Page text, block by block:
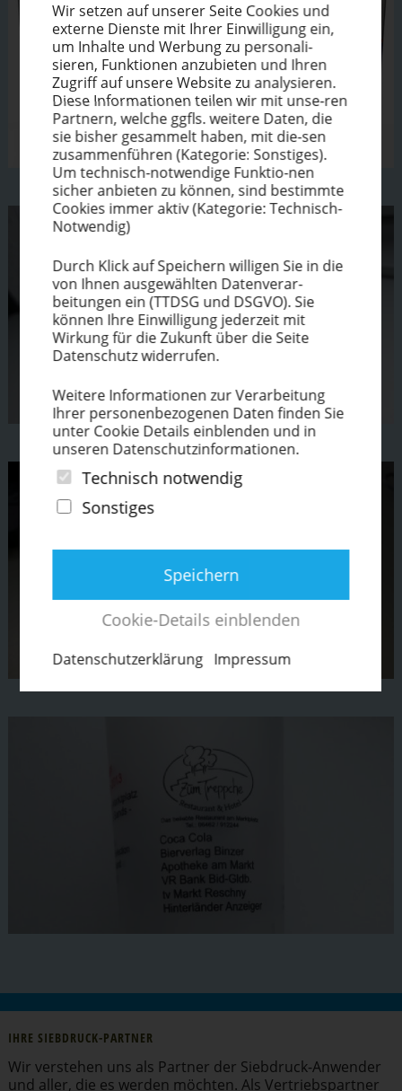
IHRE SIEBDRUCK-PARTNER
Wir verstehen uns als Partner der Siebdruck-Anwender
und aller, die es werden möchten. Als Vertriebs­partner
Wir setzen auf unserer Seite Cookies und
externe Dienste mit Ihrer Einwil­ligung ein,
um Inhalte und Werbung zu perso­na­li­
sieren, Funktionen anzubieten und Ihren
Zugriff auf unsere Website zu analysieren.
Diese Infor­ma­tionen teilen wir mit unse-ren
Partnern, welche ggfls. weitere Daten, die
sie bisher gesammelt haben, mit die-sen
zusam­men­führen (Kategorie: Sonstiges).
Um technisch-notwendige Funktio-nen
sicher anbieten zu können, sind bestimmte
Cookies immer aktiv (Kategorie: Technisch-
Notwendig)
Durch Klick auf Speichern willigen Sie in die
von Ihnen ausge­wählten Datenverar-
beitungen ein (TTDSG und DSGVO). Sie
können Ihre Einwil­ligung jederzeit mit
Wirkung für die Zukunft über die Seite
Datenschutz widerrufen.
Weitere Infor­ma­tionen zur Verar­beitung
Ihrer perso­nen­be­zo­genen Daten finden Sie
unter Cookie Details einblenden und in
unseren Daten­schutz­in­for­ma­tionen.
Technisch notwendig
Sonstiges
Speichern
Cookie-Details einblenden
Daten­schut­z­er­klärung Impressum